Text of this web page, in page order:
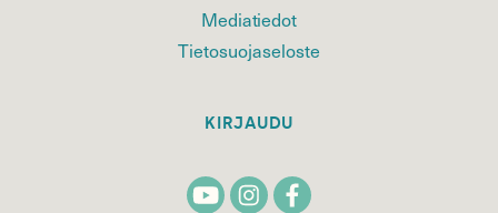
Mediatiedot
Tietosuojaseloste
KIRJAUDU